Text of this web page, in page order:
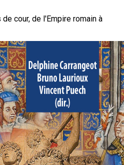
cour, de l'Empire romain à